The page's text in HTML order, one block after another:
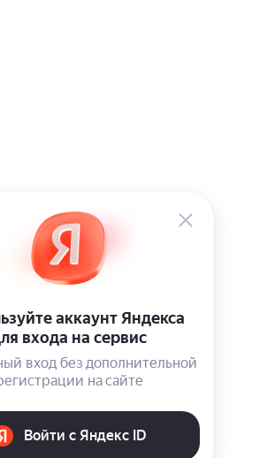
Мы свяжемся с вами в